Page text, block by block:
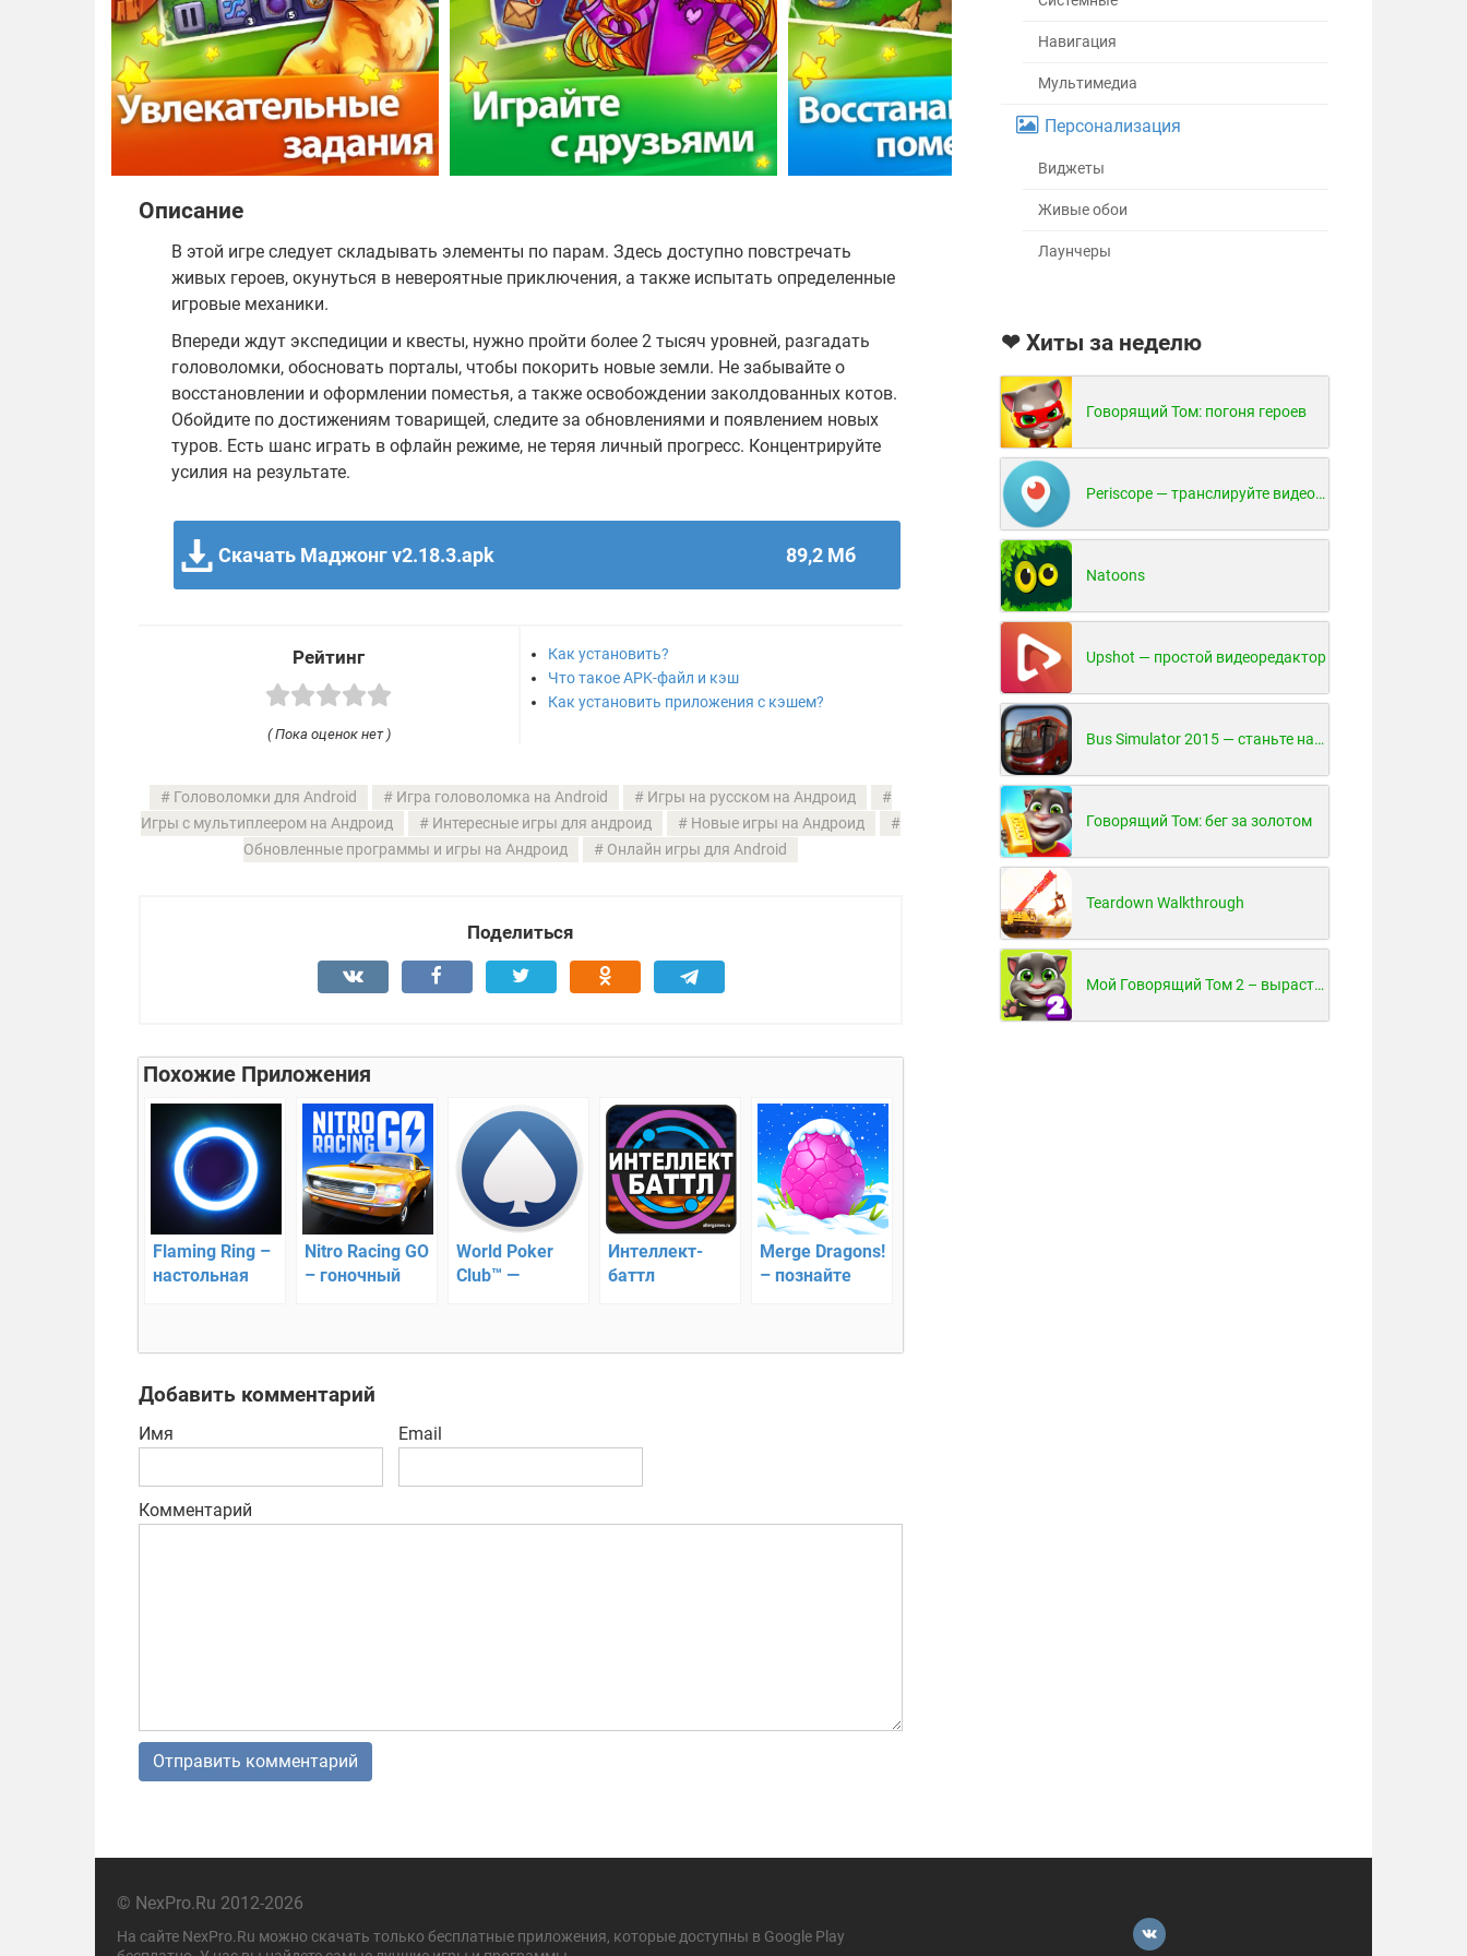
Описание
В этой игре следует складывать элементы по парам. Здесь доступно повстречать
живых героев, окунуться в невероятные приключения, а также испытать определенные
игровые механики.
Впереди ждут экспедиции и квесты, нужно пройти более 2 тысяч уровней, разгадать
головоломки, обосновать порталы, чтобы покорить новые земли. Не забывайте о
восстановлении и оформлении поместья, а также освобождении заколдованных котов.
Обойдите по достижениям товарищей, следите за обновлениями и появлением новых
туров. Есть шанс играть в офлайн режиме, не теряя личный прогресс. Концентрируйте
усилия на результате.
Скачать Маджонг v2.18.3.apk 89,2 Мб
Рейтинг
( Пока оценок нет )
Как установить?
Что такое APK-файл и кэш
Как установить приложения с кэшем?
Головоломки для Android Игра головоломка на Android
Игры на русском на Андроид
Игры с мультиплеером на Андроид
Интересные игры для андроид
Новые игры на Андроид
Обновленные программы и игры на Андроид
Онлайн игры для Android
Поделиться
Похожие Приложения
Flaming Ring –
настольная
Nitro Racing GO
– гоночный
World Poker
Club™ —
Интеллект-
баттл
Merge Dragons!
– познайте
Добавить комментарий
Имя Email
Комментарий
Навигация
Мультимедиа
Персонализация
Виджеты
Живые обои
Лаунчеры
❤ Хиты за неделю
Говорящий Том: погоня героев
Periscope — транслируйте видео в реальном времени!
Natoons
Upshot — простой видеоредактор
Bus Simulator 2015 — станьте настоящим водителем автобуса!
Говорящий Том: бег за золотом
Teardown Walkthrough
Мой Говорящий Том 2 – вырасти и воспитай своего котенка
© NexPro.Ru 2012-2026
На сайте NexPro.Ru можно скачать только бесплатные приложения, которые доступны в Google Play